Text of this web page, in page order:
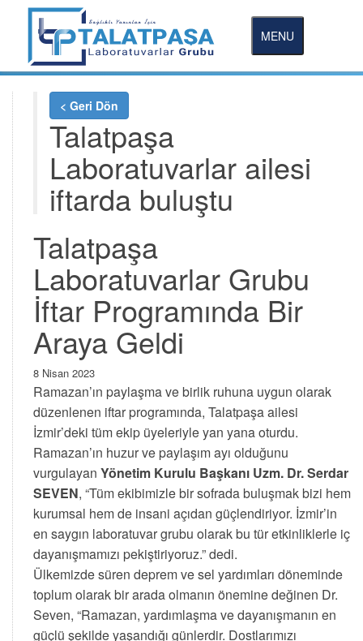
MENU
< Geri Dön
Talatpaşa
Laboratuvarlar ailesi
iftarda buluştu
Talatpaşa
Laboratuvarlar Grubu
İftar Programında Bir
Araya Geldi
8 Nisan 2023
Ramazan’ın paylaşma ve birlik ruhuna uygun olarak
düzenlenen iftar programında, Talatpaşa ailesi
İzmir’deki tüm ekip üyeleriyle yan yana oturdu.
Ramazan’ın huzur ve paylaşım ayı olduğunu
vurgulayan Yönetim Kurulu Başkanı Uzm. Dr. Serdar
SEVEN, “Tüm ekibimizle bir sofrada buluşmak bizi hem
kurumsal hem de insani açıdan güçlendiriyor. İzmir’in
en saygın laboratuvar grubu olarak bu tür etkinliklerle iç
dayanışmamızı pekiştiriyoruz.” dedi.
Ülkemizde süren deprem ve sel yardımları döneminde
toplum olarak bir arada olmanın önemine değinen Dr.
Seven, “Ramazan, yardımlaşma ve dayanışmanın en
güçlü şekilde yaşandığı günlerdir. Dostlarımızı